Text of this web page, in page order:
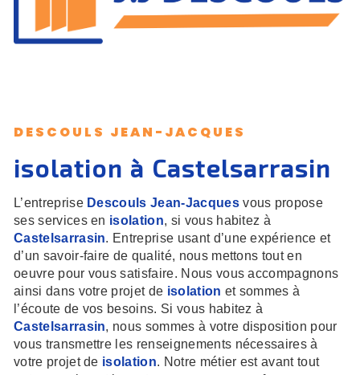
DESCOULS JEAN-JACQUES
isolation à Castelsarrasin
L’entreprise Descouls Jean-Jacquesvous propose
ses services en isolation, si vous habitez à
Castelsarrasin. Entreprise usant d’une expérience et
d’un savoir-faire de qualité, nous mettons tout en
oeuvre pour vous satisfaire. Nous vous accompagnons
ainsi dans votre projet de isolation et sommes à
l’écoute de vos besoins. Si vous habitez à
Castelsarrasin, nous sommes à votre disposition pour
vous transmettre les renseignements nécessaires à
votre projet de isolation. Notre métier est avant tout